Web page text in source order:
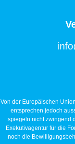
Von der Europäischen
entsprechen jedoch
spiegeln nicht zwingend
Exekutivagentur für die
noch die